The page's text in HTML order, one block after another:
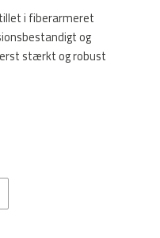
i fiberarmeret
og
stærkt og robust